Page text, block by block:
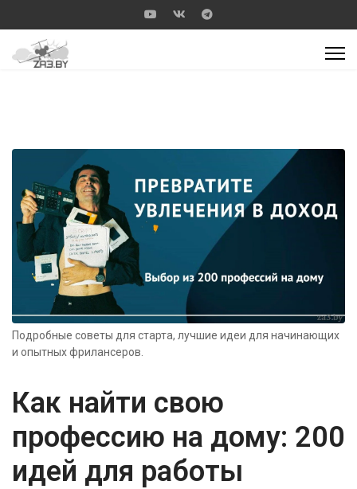
Подробные советы для старта, лучшие идеи для начинающих
и опытных фрилансеров.
Как найти свою
профессию на дому: 200
идей для работы